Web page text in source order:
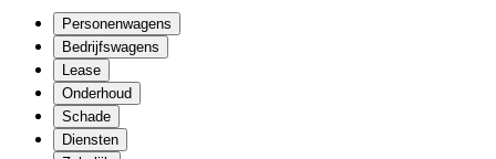
Personenwagens
Bedrijfswagens
Lease
Onderhoud
Schade
Diensten